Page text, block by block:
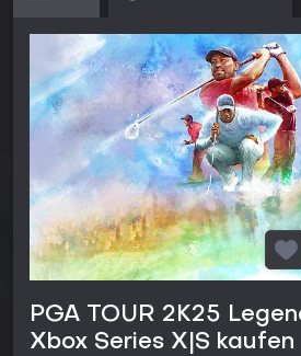
PGA TOUR 2K25
Xbox Series X|S kaufen